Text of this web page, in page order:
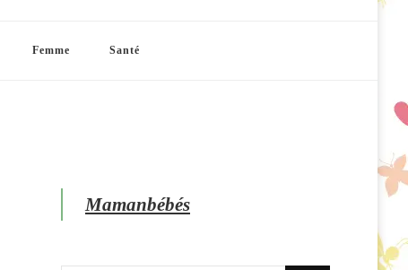
Femme Santé
Mamanbébés